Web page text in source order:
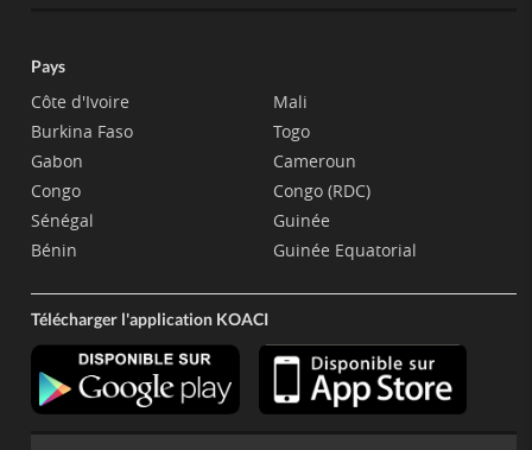
Pays
Côte d'Ivoire
Burkina Faso
Gabon
Congo
Sénégal
Bénin
Mali
Togo
Cameroun
Congo (RDC)
Guinée
Guinée Equatorial
Télécharger l'application KOACI